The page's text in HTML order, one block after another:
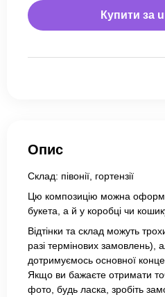
Купити за
Опис
Склад: півонії, гортензії
Цю композицію можна
букета, а й у коробці чи
Відтінки та склад можуть
разі термінових замовлень),
дотримуємось основної
Якщо ви бажаєте отримати
фото, будь ласка, зробіть